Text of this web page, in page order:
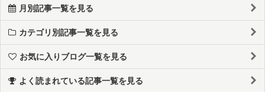
月別記事一覧を見る
カテゴリ別記事一覧を見る
お気に入りブログ一覧を見る
よく読まれている記事一覧を見る